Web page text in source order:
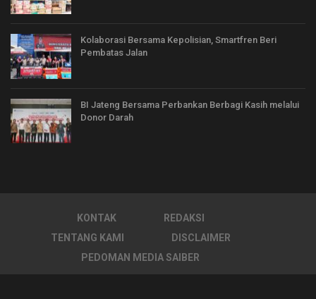
Kolaborasi Bersama Kepolisian, Smartfren Beri
Pembatas Jalan
BI Jateng Bersama Perbankan Berbagi Kasih melalui
Donor Darah
KONTAK
REDAKSI
TENTANG KAMI
DISCLAIMER
PEDOMAN MEDIA SAIBER